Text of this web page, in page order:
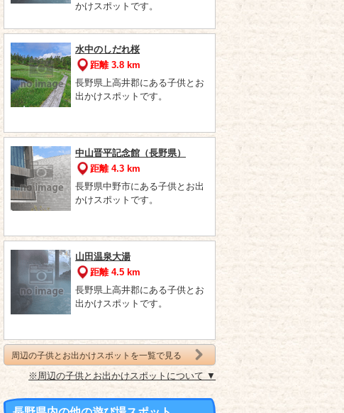
かけスポットです。
水中のしだれ桜
距離 3.8 km
長野県上高井郡にある子供とお
出かけスポットです。
中山晋平記念館（長野県）
距離 4.3 km
長野県中野市にある子供とお出
かけスポットです。
山田温泉大湯
距離 4.5 km
長野県上高井郡にある子供とお
出かけスポットです。
周辺の子供とお出かけスポットを一覧で見る
※周辺の子供とお出かけスポットについて ▼